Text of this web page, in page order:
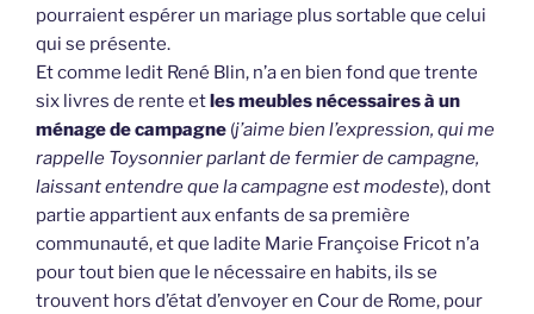
pourraient espérer un mariage plus sortable que celui
qui se présente.
Et comme ledit René Blin, n’a en bien fond que trente
six livres de rente etles meubles nécessaires à un
ménage de campagne (j’aime bien l’expression, qui me
rappelle Toysonnier parlant de fermier de campagne,
laissant entendre que la campagne est modeste), dont
partie appartient aux enfants de sa première
communauté, et que ladite Marie Françoise Fricot n’a
pour tout bien que le nécessaire en habits, ils se
trouvent hors d’état d’envoyer en Cour de Rome, pour